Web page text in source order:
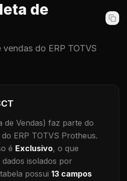
de
vendas do ERP TOTVS
de Vendas) faz parte do
ERP TOTVS Protheus.
é Exclusivo, o que
dados isolados por
possui 13 campos